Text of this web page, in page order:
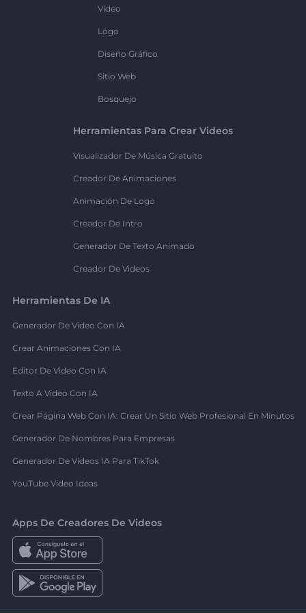
Vídeo
Logo
Diseño Gráfico
Sitio Web
Bosquejo
Herramientas Para Crear Videos
Visualizador De Música Gratuito
Creador De Animaciones
Animación De Logo
Creador De Intro
Generador De Texto Animado
Creador De Videos
Herramientas De IA
Generador De Video Con IA
Crear Animaciones Con IA
Editor De Video Con IA
Texto A Video Con IA
Crear Página Web Con IA: Crear Un Sitio Web Profesional En Minutos
Generador De Nombres Para Empresas
Generador De Videos IA Para TikTok
YouTube Video Ideas
Apps De Creadores De Videos